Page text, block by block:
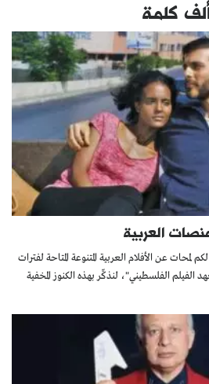
كلمة
العربية
عن الأفلام العربية المتنوعة المتاحة لفترات
الفلسطيني"، لنذكِّر بهذه الكنوز المخفية